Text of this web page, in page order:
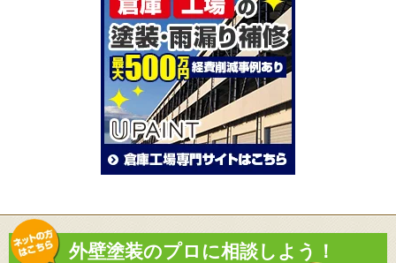
外壁塗装のプロに相談しよう！